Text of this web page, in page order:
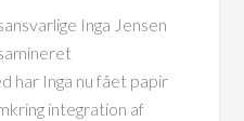
Inga Jensen
har Inga nu fået papir
integration af